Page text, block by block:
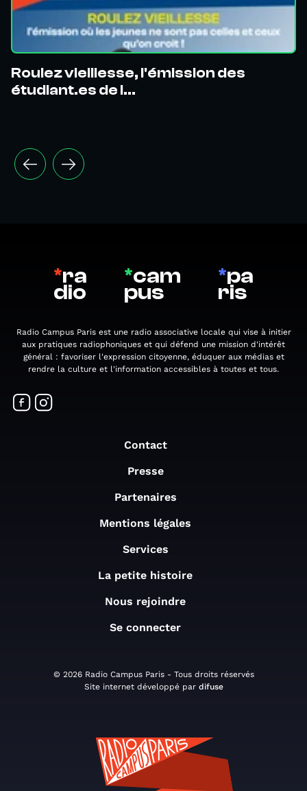
Roulez vieillesse, l'émission des
étudiant.es de l...
*ra
dio
*cam
pus
*pa
ris
Radio Campus Paris est une radio associative locale qui vise à initier
aux pratiques radiophoniques et qui défend une mission d'intérêt
général : favoriser l'expression citoyenne, éduquer aux médias et
rendre la culture et l'information accessibles à toutes et tous.
Contact
Presse
Partenaires
Mentions légales
Services
La petite histoire
Nous rejoindre
Se connecter
© 2026 Radio Campus Paris - Tous droits réservés
Site internet développé par difuse